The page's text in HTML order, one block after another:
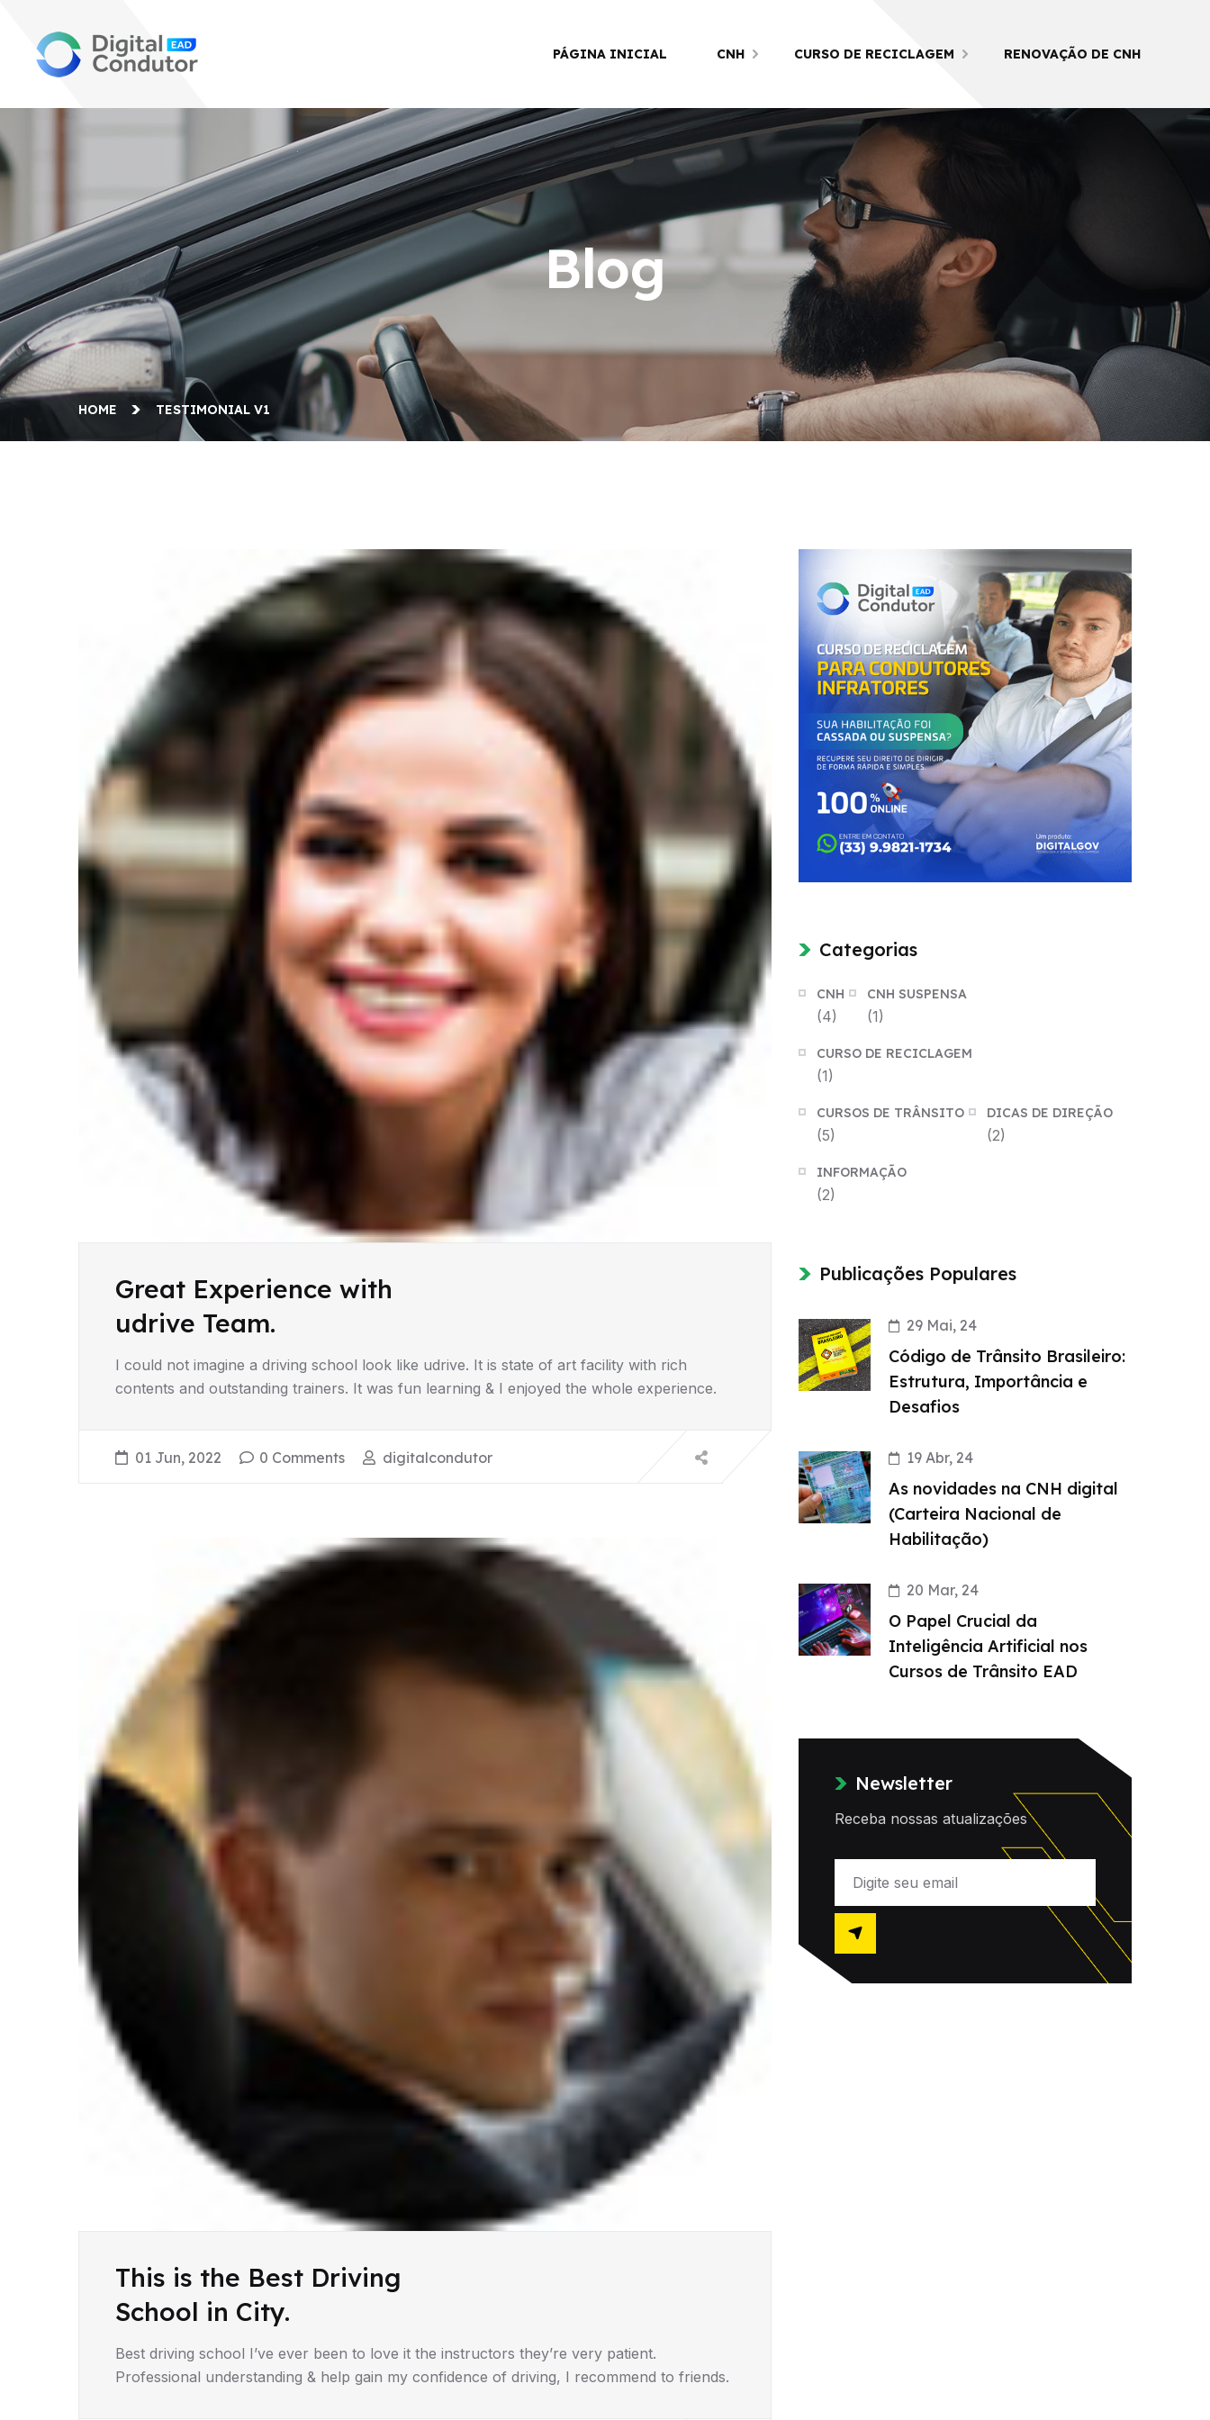
PÁGINA INICIAL CNH CURSO DE RECICLAGEM RENOVAÇÃO DE CNH
Blog
HOME TESTIMONIAL V1
Great Experience with
udrive Team.
I could not imagine a driving school look like udrive. It is state of art facility with rich
contents and outstanding trainers. It was fun learning & I enjoyed the whole experience.
01 Jun, 2022 0 Comments digitalcondutor
This is the Best Driving
School in City.
Best driving school I’ve ever been to love it the instructors they’re very patient.
Professional understanding & help gain my confidence of driving, I recommend to friends.
Categorias
CNH
(4)
CNH SUSPENSA
(1)
CURSO DE RECICLAGEM
(1)
CURSOS DE TRÂNSITO
(5)
DICAS DE DIREÇÃO
(2)
INFORMAÇÃO
(2)
Publicações Populares
29 Mai, 24
Código de Trânsito Brasileiro:
Estrutura, Importância e
Desafios
19 Abr, 24
As novidades na CNH digital
(Carteira Nacional de
Habilitação)
20 Mar, 24
O Papel Crucial da
Inteligência Artificial nos
Cursos de Trânsito EAD
Newsletter
Receba nossas atualizações